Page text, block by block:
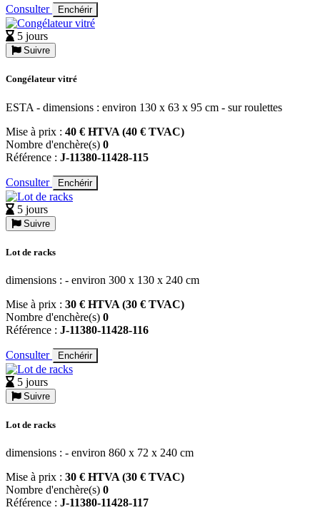
Consulter Enchérir
5 jours
Suivre
Congélateur vitré
ESTA - dimensions : environ 130 x 63 x 95 cm - sur roulettes
Mise à prix : 40 € HTVA (40 € TVAC)
Nombre d'enchère(s) 0
Référence : J-11380-11428-115
Consulter Enchérir
5 jours
Suivre
Lot de racks
dimensions : - environ 300 x 130 x 240 cm
Mise à prix : 30 € HTVA (30 € TVAC)
Nombre d'enchère(s) 0
Référence : J-11380-11428-116
Consulter Enchérir
5 jours
Suivre
Lot de racks
dimensions : - environ 860 x 72 x 240 cm
Mise à prix : 30 € HTVA (30 € TVAC)
Nombre d'enchère(s) 0
Référence : J-11380-11428-117